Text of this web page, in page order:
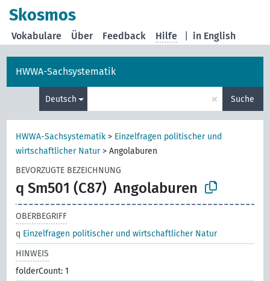
Skosmos
in English
Vokabulare Über Feedback Hilfe
HWWA-Sachsystematik
Deutsch × Suche
HWWA-Sachsystematik > Einzelfragen politischer und
wirtschaftlicher Natur>Angolaburen
BEVORZUGTE BEZEICHNUNG
q Sm501 (C87) Angolaburen
OBERBEGRIFF
q Einzelfragen politischer und wirtschaftlicher Natur
HINWEIS
folderCount: 1